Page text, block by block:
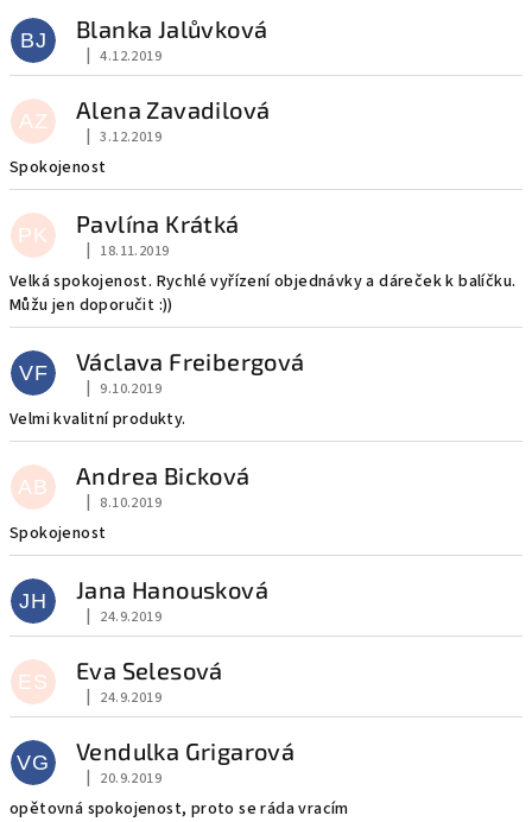
ý
p
s
h
o
d
n
o
c
e
n
í
BJ Blanka Jalůvková
Hodnocení obchodu je 5 z 5 hvězdiček.
4.12.2019
AZ Alena Zavadilová
Hodnocení obchodu je 5 z 5 hvězdiček.
3.12.2019
Spokojenost
PK Pavlína Krátká
Hodnocení obchodu je 5 z 5 hvězdiček.
18.11.2019
Velká spokojenost. Rychlé vyřízení objednávky a dáreček k balíčku.
Můžu jen doporučit :))
VF Václava Freibergová
Hodnocení obchodu je 5 z 5 hvězdiček.
9.10.2019
Velmi kvalitní produkty.
AB Andrea Bicková
Hodnocení obchodu je 5 z 5 hvězdiček.
8.10.2019
Spokojenost
JH Jana Hanousková
Hodnocení obchodu je 5 z 5 hvězdiček.
24.9.2019
ES Eva Selesová
Hodnocení obchodu je 5 z 5 hvězdiček.
24.9.2019
VG Vendulka Grigarová
Hodnocení obchodu je 5 z 5 hvězdiček.
20.9.2019
opětovná spokojenost, proto se ráda vracím